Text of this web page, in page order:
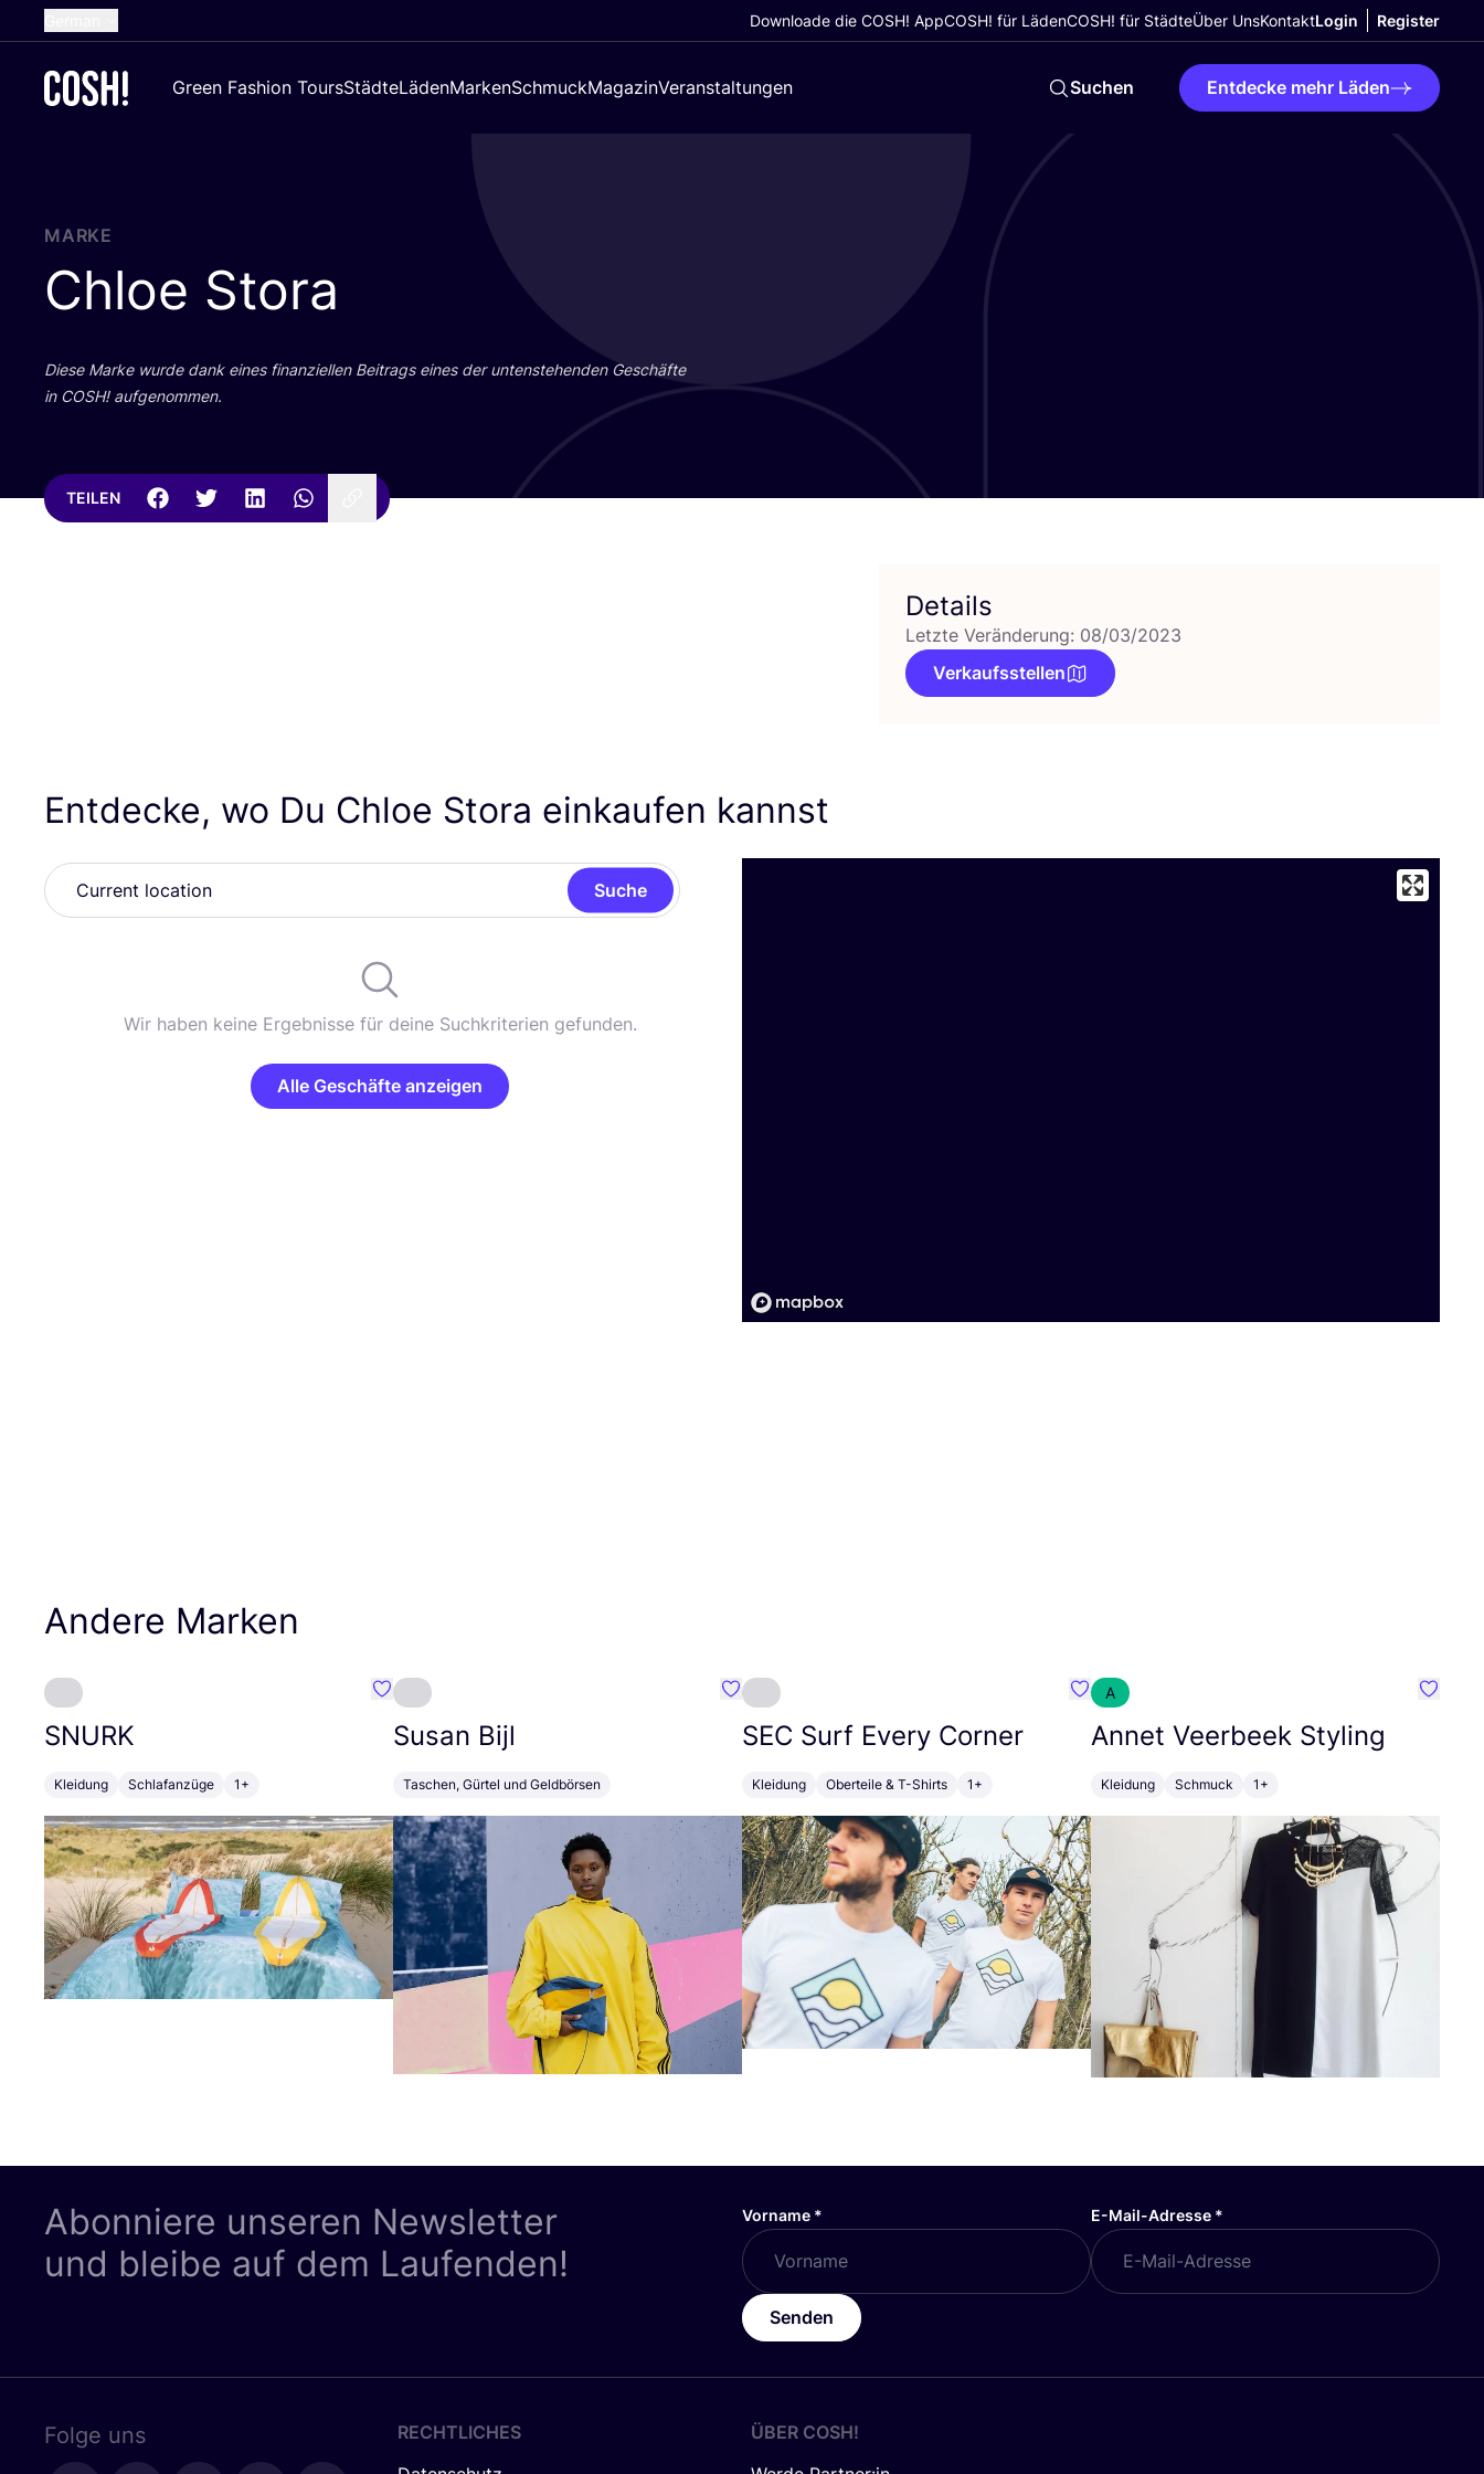
Dutch
Croatian
Downloade die COSH! AppCOSH! für LädenCOSH! für StädteÜber UnsKontaktLogin Register
Green Fashion ToursStädteLädenMarkenSchmuckMagazinVeranstaltungen Suchen Entdecke mehr Läden
MARKE
Chloe Stora
Die­se Mar­ke wur­de dank eines finan­zi­el­len Bei­trags eines der unten­ste­hen­den Geschäf­te
in COSH! aufgenommen.
TEILEN
Details
Letzte Veränderung: 08/03/2023
Verkaufsstellen
Entdecke, wo Du Chloe Stora einkaufen kannst
Suche
Wir haben keine Ergebnisse für deine Suchkriterien gefunden.
Alle Geschäfte anzeigen
Andere Marken
SNURK
Kleidung Schlafanzüge 1+
Favorit SNURK
Susan Bijl
Taschen, Gürtel und Geldbörsen
Favorit Susan Bijl
SEC Surf Every Corner
Kleidung Oberteile & T-Shirts 1+
Favorit SEC Surf Every Corner
A
Annet Veerbeek Styling
Kleidung Schmuck 1+
Favorit
Abonniere unseren Newsletter
und bleibe auf dem Laufenden!
Vorname * E-Mail-Adresse *
Senden
Folge uns
RECHTLICHES
ÜBER COSH!